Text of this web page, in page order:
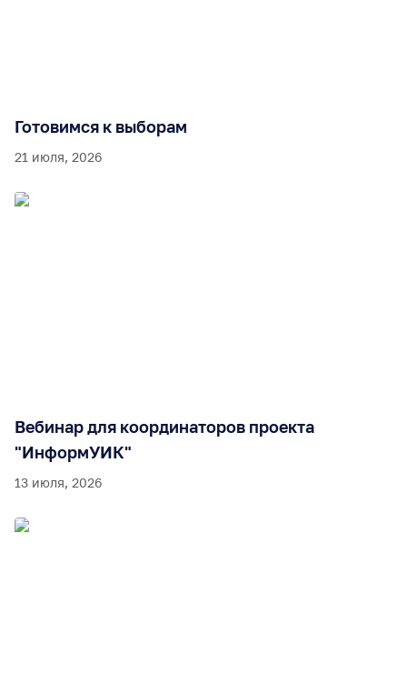
Готовимся к выборам
21 июля, 2026
Вебинар для координаторов проекта
"ИнформУИК"
13 июля, 2026